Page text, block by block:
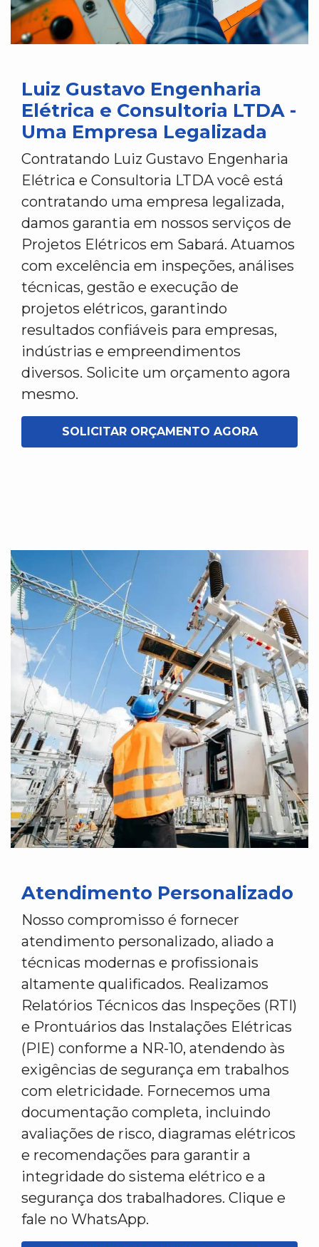
Luiz Gustavo Engenharia
Elétrica e Consultoria LTDA -
Uma Empresa Legalizada
Contratando Luiz Gustavo Engenharia
Elétrica e Consultoria LTDA você está
contratando uma empresa legalizada,
damos garantia em nossos serviços de
Projetos Elétricos em Sabará. Atuamos
com excelência em inspeções, análises
técnicas, gestão e execução de
projetos elétricos, garantindo
resultados confiáveis para empresas,
indústrias e empreendimentos
diversos. Solicite um orçamento agora
mesmo.
SOLICITAR ORÇAMENTO AGORA
Atendimento Personalizado
Nosso compromisso é fornecer
atendimento personalizado, aliado a
técnicas modernas e profissionais
altamente qualificados. Realizamos
Relatórios Técnicos das Inspeções (RTI)
e Prontuários das Instalações Elétricas
(PIE) conforme a NR-10, atendendo às
exigências de segurança em trabalhos
com eletricidade. Fornecemos uma
documentação completa, incluindo
avaliações de risco, diagramas elétricos
e recomendações para garantir a
integridade do sistema elétrico e a
segurança dos trabalhadores. Clique e
fale no WhatsApp.